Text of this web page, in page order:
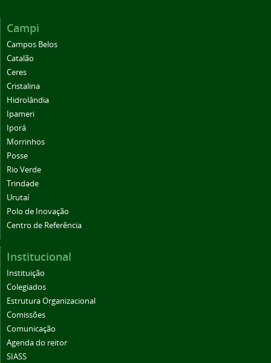
Campi
Campos Belos
Catalão
Ceres
Cristalina
Hidrolândia
Ipameri
Iporá
Morrinhos
Posse
Rio Verde
Trindade
Urutaí
Polo de Inovação
Centro de Referência
Institucional
Instituição
Colegiados
Estrutura Organizacional
Comissões
Comunicação
Agenda do reitor
SIASS